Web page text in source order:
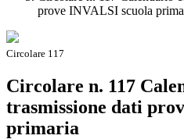
prove INVALSI scuola
Circolare 117
Circolare n. 117
trasmissione dati
primaria